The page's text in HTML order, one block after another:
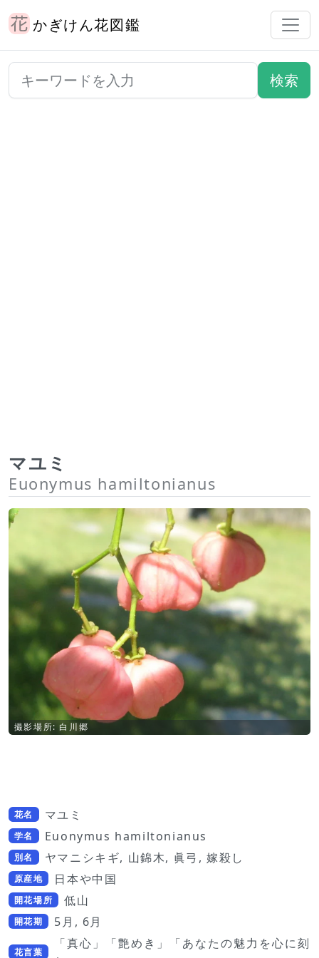
かぎけん花図鑑
マユミ
Euonymus hamiltonianus
撮影場所: 白川郷
花名 マユミ
学名 Euonymus hamiltonianus
別名 ヤマニシキギ, 山錦木, 眞弓, 嫁殺し
原産地 日本や中国
開花場所 低山
開花期 5月, 6月
花言葉
「真心」「艶めき」「あなたの魅力を心に刻